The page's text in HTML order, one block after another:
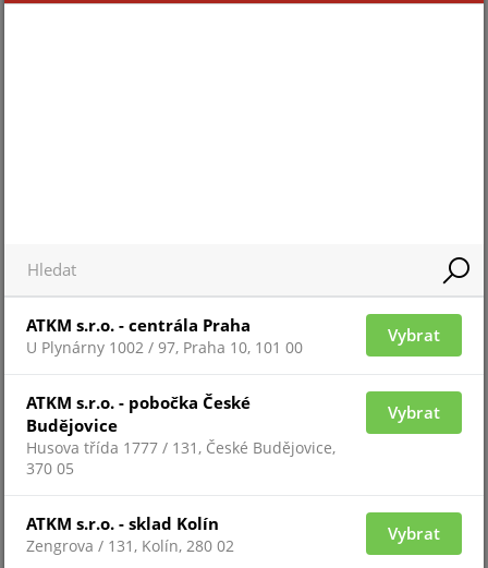
NVR 8-B
ATKM s.r.o. - centrála Praha
U Plynárny 1002 / 97, Praha 10, 101 00
Vybrat
ATKM s.r.o. - pobočka České
Budějovice
Husova třída 1777 / 131, České Budějovice,
370 05
Vybrat
ATKM s.r.o. - sklad Kolín
Zengrova / 131, Kolín, 280 02
Vybrat